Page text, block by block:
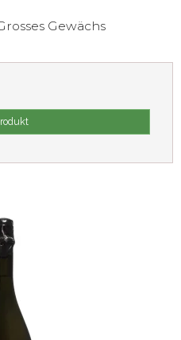
Gewächs